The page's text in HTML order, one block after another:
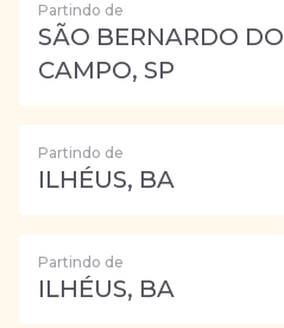
Partindo de
SÃO BERNARDO DO
CAMPO, SP
Partindo de
ILHÉUS, BA
Partindo de
ILHÉUS, BA